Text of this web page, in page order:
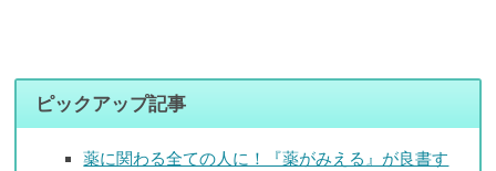
ピックアップ記事
薬に関わる全ての人に！『薬がみえる』が良書す